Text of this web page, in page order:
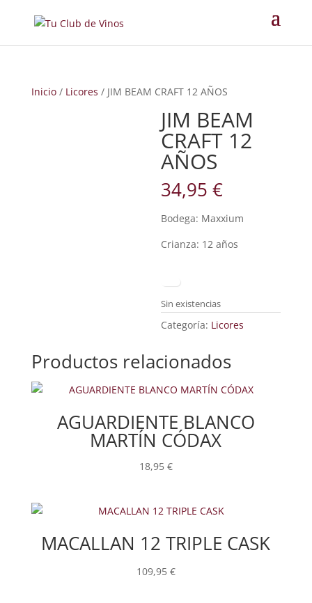
Inicio/ Licores / JIM BEAM CRAFT 12 AÑOS
JIM BEAM
CRAFT 12
AÑOS
34,95€
Bodega: Maxxium
Crianza: 12 años
Sin existencias
Categoría: Licores
Productos relacionados
AGUARDIENTE BLANCO
MARTÍN CÓDAX
18,95 €
MACALLAN 12 TRIPLE CASK
109,95 €